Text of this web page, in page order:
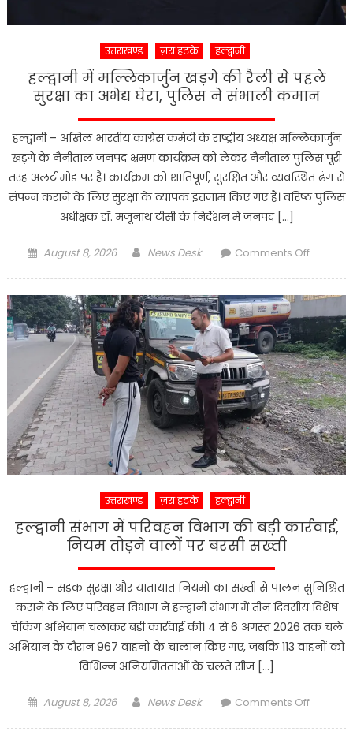
मुद्दे
हुई
चर्चा
उत्तराखण्ड ज़रा हटके हल्द्वानी
हल्द्वानी में मल्लिकार्जुन खड़गे की रैली से पहले
सुरक्षा का अभेद्य घेरा, पुलिस ने संभाली कमान
हल्द्वानी – अखिल भारतीय कांग्रेस कमेटी के राष्ट्रीय अध्यक्ष मल्लिकार्जुन
खड़गे के नैनीताल जनपद भ्रमण कार्यक्रम को लेकर नैनीताल पुलिस पूरी
तरह अलर्ट मोड पर है। कार्यक्रम को शांतिपूर्ण, सुरक्षित और व्यवस्थित ढंग से
संपन्न कराने के लिए सुरक्षा के व्यापक इंतजाम किए गए हैं। वरिष्ठ पुलिस
अधीक्षक डॉ. मंजूनाथ टीसी के निर्देशन में जनपद […]
Posted
August 8, 2026 Author
News Desk Comments Offon
खड़गे
की
रैली
से
पहले
सुरक्षा
का
अभेद्य
घेरा,
संभाली
उत्तराखण्ड ज़रा हटके हल्द्वानी
हल्द्वानी संभाग में परिवहन विभाग की बड़ी कार्रवाई,
नियम तोड़ने वालों पर बरसी सख्ती
हल्द्वानी – सड़क सुरक्षा और यातायात नियमों का सख्ती से पालन सुनिश्चित
कराने के लिए परिवहन विभाग ने हल्द्वानी संभाग में तीन दिवसीय विशेष
चेकिंग अभियान चलाकर बड़ी कार्रवाई की। 4 से 6 अगस्त 2026 तक चले
अभियान के दौरान 967 वाहनों के चालान किए गए, जबकि 113 वाहनों को
विभिन्न अनियमितताओं के चलते सीज […]
Posted
August 8, 2026 Author
News Desk Comments Offon